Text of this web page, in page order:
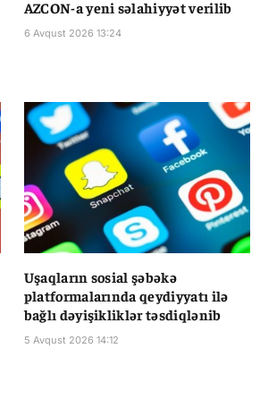
AZCON-a yeni səlahiyyət verilib
6 Avqust 2026 13:24
Uşaqların sosial şəbəkə
platformalarında qeydiyyatı ilə
bağlı dəyişikliklər təsdiqlənib
5 Avqust 2026 14:12